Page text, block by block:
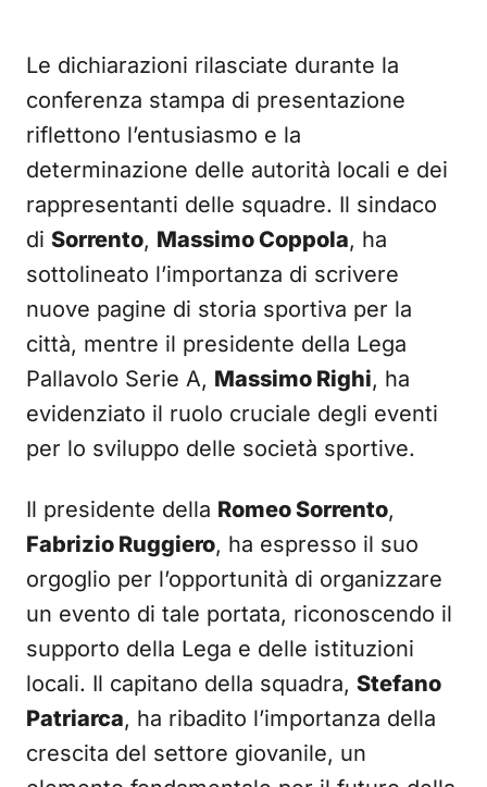
Le dichiarazioni rilasciate durante la
conferenza stampa di presentazione
riflettono l’entusiasmo e la
determinazione delle autorità locali e dei
rappresentanti delle squadre. Il sindaco
di Sorrento, Massimo Coppola, ha
sottolineato l’importanza di scrivere
nuove pagine di storia sportiva per la
città, mentre il presidente della Lega
Pallavolo Serie A, Massimo Righi, ha
evidenziato il ruolo cruciale degli eventi
per lo sviluppo delle società sportive.
Il presidente della Romeo Sorrento,
Fabrizio Ruggiero, ha espresso il suo
orgoglio per l’opportunità di organizzare
un evento di tale portata, riconoscendo il
supporto della Lega e delle istituzioni
locali. Il capitano della squadra, Stefano
Patriarca, ha ribadito l’importanza della
crescita del settore giovanile, un